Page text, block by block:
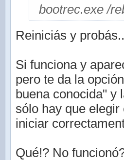
bootrec.exe /
Reiniciás y
Si funciona y
pero te da la
buena conocida" y
sólo hay que
iniciar
Qué!? No